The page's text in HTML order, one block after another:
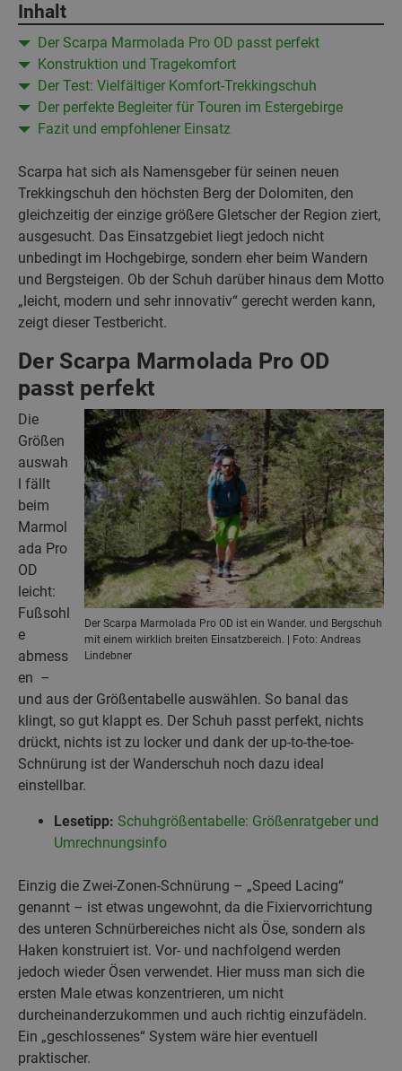
Inhalt
Der Scarpa Marmolada Pro OD passt perfekt
Konstruktion und Tragekomfort
Der Test: Vielfältiger Komfort-Trekkingschuh
Der perfekte Begleiter für Touren im Estergebirge
Fazit und empfohlener Einsatz
Scarpa hat sich als Namensgeber für seinen neuen
Trekkingschuh den höchsten Berg der Dolomiten, den
gleichzeitig der einzige größere Gletscher der Region ziert,
ausgesucht. Das Einsatzgebiet liegt jedoch nicht
unbedingt im Hochgebirge, sondern eher beim Wandern
und Bergsteigen. Ob der Schuh darüber hinaus dem Motto
„leicht, modern und sehr innovativ“ gerecht werden kann,
zeigt dieser Testbericht.
Der Scarpa Marmolada Pro OD
passt perfekt
Der Scarpa Marmolada Pro OD ist ein Wander. und Bergschuh
mit einem wirklich breiten Einsatzbereich. | Foto: Andreas
Lindebner
Die
Größen
auswah
l fällt
beim
Marmol
ada Pro
OD
leicht:
Fußsohl
e
abmess
en –
und aus der Größentabelle auswählen. So banal das
klingt, so gut klappt es. Der Schuh passt perfekt, nichts
drückt, nichts ist zu locker und dank der up-to-the-toe-
Schnürung ist der Wanderschuh noch dazu ideal
einstellbar.
Lesetipp: Schuhgrößentabelle: Größenratgeber und
Umrechnungsinfo
Einzig die Zwei-Zonen-Schnürung – „Speed Lacing“
genannt – ist etwas ungewohnt, da die Fixiervorrichtung
des unteren Schnürbereiches nicht als Öse, sondern als
Haken konstruiert ist. Vor- und nachfolgend werden
jedoch wieder Ösen verwendet. Hier muss man sich die
ersten Male etwas konzentrieren, um nicht
durcheinanderzukommen und auch richtig einzufädeln.
Ein „geschlossenes“ System wäre hier eventuell
praktischer.